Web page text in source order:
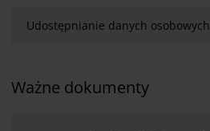
Udostępnianie danych osobowych
Ważne dokumenty